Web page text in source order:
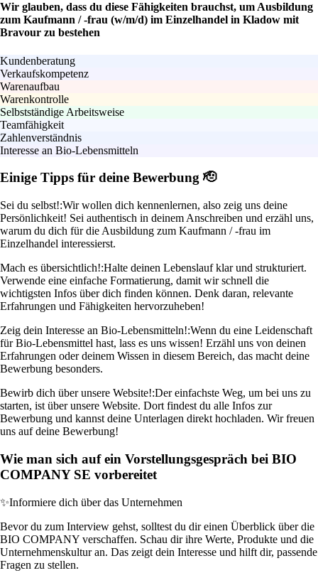
Wir glauben, dass du diese Fähigkeiten brauchst, um Ausbildung
zum Kaufmann / -frau (w/m/d) im Einzelhandel in Kladow mit
Bravour zu bestehen
Kundenberatung
Verkaufskompetenz
Warenaufbau
Warenkontrolle
Selbstständige Arbeitsweise
Teamfähigkeit
Zahlenverständnis
Interesse an Bio-Lebensmitteln
Einige Tipps für deine Bewerbung 🫡
Sei du selbst!:Wir wollen dich kennenlernen, also zeig uns deine
Persönlichkeit! Sei authentisch in deinem Anschreiben und erzähl uns,
warum du dich für die Ausbildung zum Kaufmann / -frau im
Einzelhandel interessierst.
Mach es übersichtlich!:Halte deinen Lebenslauf klar und strukturiert.
Verwende eine einfache Formatierung, damit wir schnell die
wichtigsten Infos über dich finden können. Denk daran, relevante
Erfahrungen und Fähigkeiten hervorzuheben!
Zeig dein Interesse an Bio-Lebensmitteln!:Wenn du eine Leidenschaft
für Bio-Lebensmittel hast, lass es uns wissen! Erzähl uns von deinen
Erfahrungen oder deinem Wissen in diesem Bereich, das macht deine
Bewerbung besonders.
Bewirb dich über unsere Website!:Der einfachste Weg, um bei uns zu
starten, ist über unsere Website. Dort findest du alle Infos zur
Bewerbung und kannst deine Unterlagen direkt hochladen. Wir freuen
uns auf deine Bewerbung!
Wie man sich auf ein Vorstellungsgespräch bei BIO
COMPANY SE vorbereitet
✨Informiere dich über das Unternehmen
Bevor du zum Interview gehst, solltest du dir einen Überblick über die
BIO COMPANY verschaffen. Schau dir ihre Werte, Produkte und die
Unternehmenskultur an. Das zeigt dein Interesse und hilft dir, passende
Fragen zu stellen.